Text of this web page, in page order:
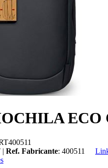
| Ref. Fabricante: 400511